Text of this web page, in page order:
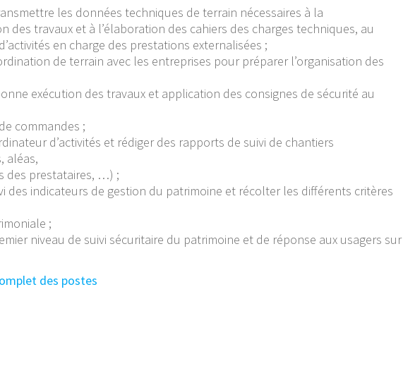
les données techniques de terrain nécessaires à la
des travaux et à l’élaboration des cahiers des charges techniques, au
en charge des prestations externalisées ;
de terrain avec les entreprises pour préparer l’organisation des
exécution des travaux et application des consignes de sécurité au
commandes ;
d’activités et rédiger des rapports de suivi de chantiers
aléas,
des prestataires, …) ;
des indicateurs de gestion du patrimoine et récolter les différents critères
;
niveau de suivi sécuritaire du patrimoine et de réponse aux usagers sur
des postes